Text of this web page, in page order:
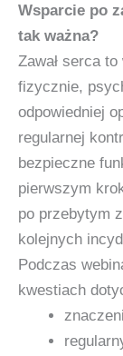
Wsparcie po
tak ważna?
Zawał serca
fizycznie,
odpowiedniej
regularnej
bezpieczne
pierwszym
po przebytym
kolejnych
Podczas
kwestiach